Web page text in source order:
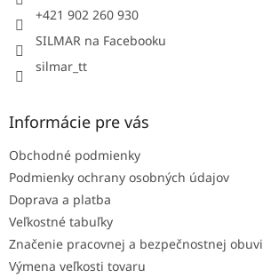
+421 902 260 930
SILMAR na Facebooku
silmar_tt
Informácie pre vás
Obchodné podmienky
Podmienky ochrany osobných údajov
Doprava a platba
Veľkostné tabuľky
Značenie pracovnej a bezpečnostnej obuvi
Výmena veľkosti tovaru